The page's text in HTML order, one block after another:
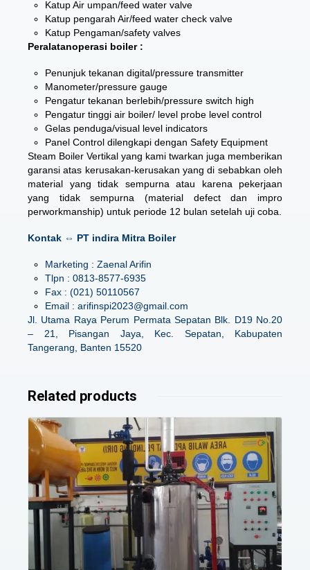
Katup Air umpan/feed water valve
Katup pengarah Air/feed water check valve
Katup Pengaman/safety valves
Peralatanoperasi boiler :
Penunjuk tekanan digital/pressure transmitter
Manometer/pressure gauge
Pengatur tekanan berlebih/pressure switch high
Pengatur tinggi air boiler/ level probe level control
Gelas penduga/visual level indicators
Panel Control dilengkapi dengan Safety Equipment
Steam Boiler Vertikal yang kami twarkan juga memberikan
garansi atas kerusakan-kerusakan yang di sebabkan oleh
material yang tidak sempurna atau karena pekerjaan
yang tidak sempurna (material defect dan impro
perworkmanship) untuk periode 12 bulan setelah uji coba.
Kontak ⇔ PT indira Mitra Boiler
Marketing : Zaenal Arifin
Tlpn : 0813-8577-6935
Fax : (021) 50110567
Email : arifinspi2023@gmail.com
Jl. Utama Raya Perum Permata Sepatan Blk. D19 No.20
– 21, Pisangan Jaya, Kec. Sepatan, Kabupaten
Tangerang, Banten 15520
Related products
Details